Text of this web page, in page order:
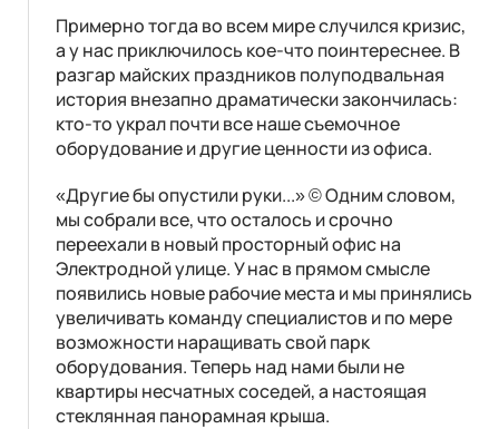
Примерно тогда во всем мире случился кризис,
а у нас приключилось кое-что поинтереснее. В
разгар майских праздников полуподвальная
история внезапно драматически закончилась:
кто-то украл почти все наше съемочное
оборудование и другие ценности из офиса.
«Другие бы опустили руки...» © Одним словом,
мы собрали все, что осталось и срочно
переехали в новый просторный офис на
Электродной улице. У нас в прямом смысле
появились новые рабочие места и мы принялись
увеличивать команду специалистов и по мере
возможности наращивать свой парк
оборудования. Теперь над нами были не
квартиры несчатных соседей, а настоящая
стеклянная панорамная крыша.